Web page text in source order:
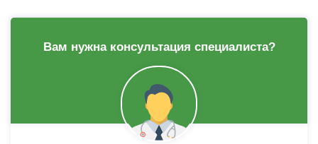
Вам нужна консультация специалиста?